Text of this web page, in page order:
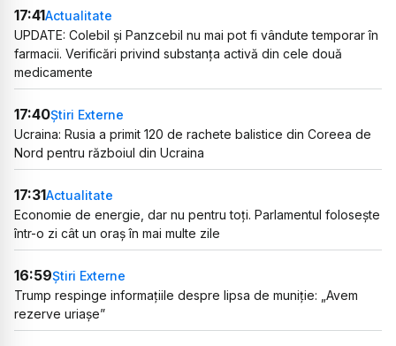
17:41Actualitate
UPDATE: Colebil și Panzcebil nu mai pot fi vândute temporar în
farmacii. Verificări privind substanța activă din cele două
medicamente
17:40Știri Externe
Ucraina: Rusia a primit 120 de rachete balistice din Coreea de
Nord pentru războiul din Ucraina
17:31Actualitate
Economie de energie, dar nu pentru toți. Parlamentul folosește
într-o zi cât un oraș în mai multe zile
16:59Știri Externe
Trump respinge informațiile despre lipsa de muniție: „Avem
rezerve uriașe”